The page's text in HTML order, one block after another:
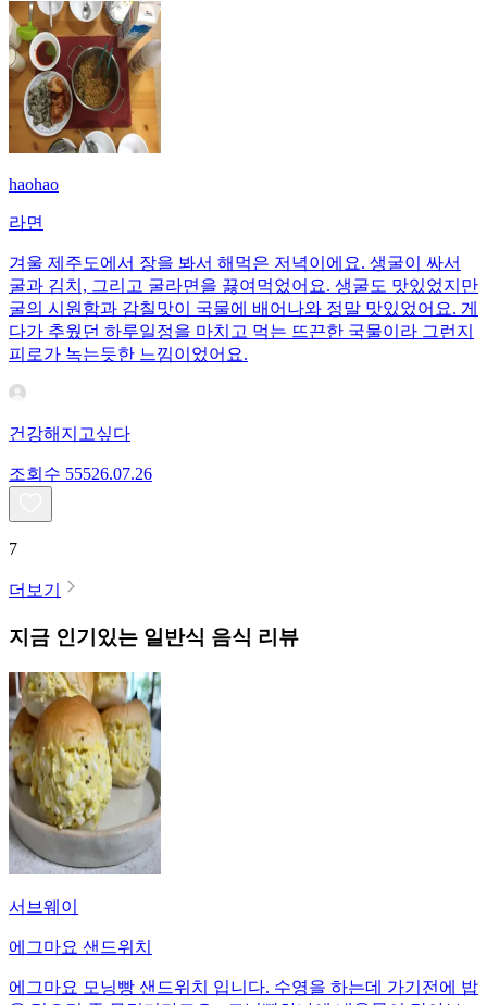
haohao
라면
겨울 제주도에서 장을 봐서 해먹은 저녁이에요. 생굴이 싸서
굴과 김치, 그리고 굴라면을 끓여먹었어요. 생굴도 맛있었지만
굴의 시원함과 감칠맛이 국물에 배어나와 정말 맛있었어요. 게
다가 추웠던 하루일정을 마치고 먹는 뜨끈한 국물이라 그런지
피로가 녹는듯한 느낌이었어요.
건강해지고싶다
조회수 55526.07.26
7
더보기
지금 인기있는 일반식 음식 리뷰
서브웨이
에그마요 샌드위치
에그마요 모닝빵 샌드위치 입니다. 수영을 하는데 가기전에 밥